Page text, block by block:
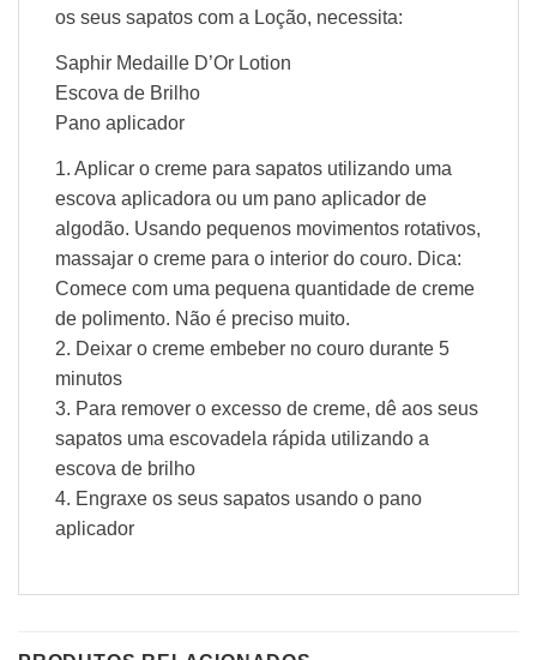
os seus sapatos com a Loção, necessita:
Saphir Medaille D’Or Lotion
Escova de Brilho
Pano aplicador
1. Aplicar o creme para sapatos utilizando uma
escova aplicadora ou um pano aplicador de
algodão. Usando pequenos movimentos rotativos,
massajar o creme para o interior do couro. Dica:
Comece com uma pequena quantidade de creme
de polimento. Não é preciso muito.
2. Deixar o creme embeber no couro durante 5
minutos
3. Para remover o excesso de creme, dê aos seus
sapatos uma escovadela rápida utilizando a
escova de brilho
4. Engraxe os seus sapatos usando o pano
aplicador